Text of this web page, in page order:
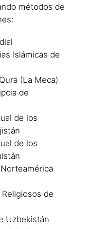
métodos de
Islámicas de
(La Meca)
de
de los
de los
de
Uzbekistán